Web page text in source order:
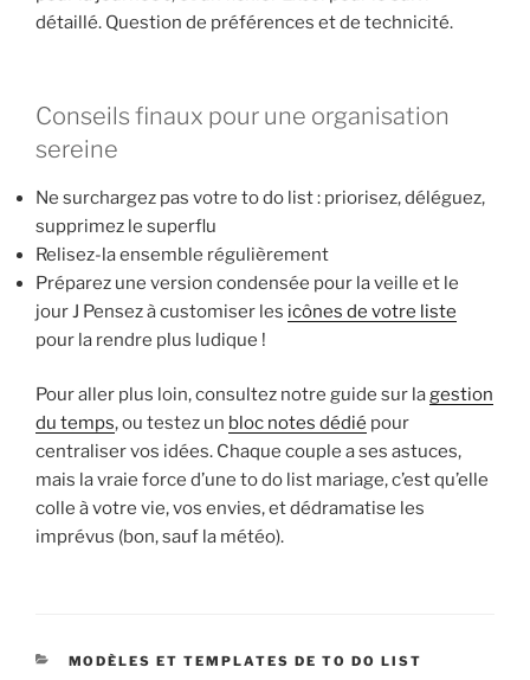
détaillé. Question de préférences et de technicité.
Conseils finaux pour une organisation
sereine
Ne surchargez pas votre to do list : priorisez, déléguez,
supprimez le superflu
Relisez-la ensemble régulièrement
Préparez une version condensée pour la veille et le
jour J Pensez à customiser les icônes de votre liste
pour la rendre plus ludique !
Pour aller plus loin, consultez notre guide sur lagestion
du temps, ou testez un bloc notes dédié pour
centraliser vos idées. Chaque couple a ses astuces,
mais la vraie force d’une to do list mariage, c’est qu’elle
colle à votre vie, vos envies, et dédramatise les
imprévus (bon, sauf la météo).
CATÉGORIES
MODÈLES ET TEMPLATES DE TO DO LIST